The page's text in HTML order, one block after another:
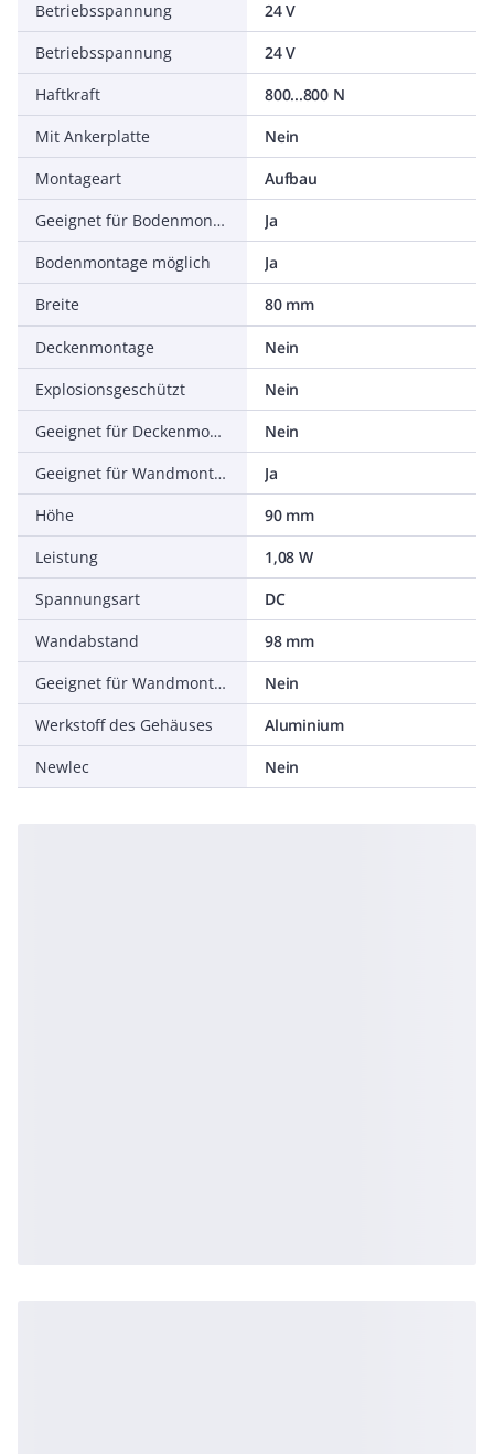
Betriebsspannung
24 V
Betriebsspannung
24 V
Haftkraft
800...800 N
Mit Ankerplatte
Nein
Montageart
Aufbau
Geeignet für Bodenmontage
Ja
Bodenmontage möglich
Ja
Breite
80 mm
Deckenmontage
Nein
Explosionsgeschützt
Nein
Geeignet für Deckenmontage
Nein
Geeignet für Wandmontage
Ja
Höhe
90 mm
Leistung
1,08 W
Spannungsart
DC
Wandabstand
98 mm
Geeignet für Wandmontage
Nein
Werkstoff des Gehäuses
Aluminium
Newlec
Nein